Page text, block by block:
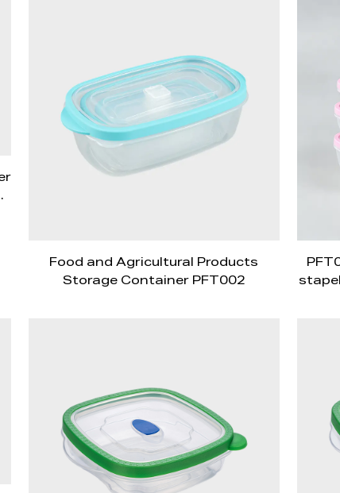
Food and Agricultural Products
Storage Container PFT002